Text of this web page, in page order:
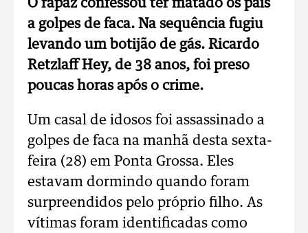
O rapaz confessou ter matado os pais
a golpes de faca. Na sequência fugiu
levando um botijão de gás. Ricardo
Retzlaff Hey, de 38 anos, foi preso
poucas horas após o crime.
Um casal de idosos foi assassinado a
golpes de faca na manhã desta sexta-
feira (28) em Ponta Grossa. Eles
estavam dormindo quando foram
surpreendidos pelo próprio filho. As
vítimas foram identificadas como